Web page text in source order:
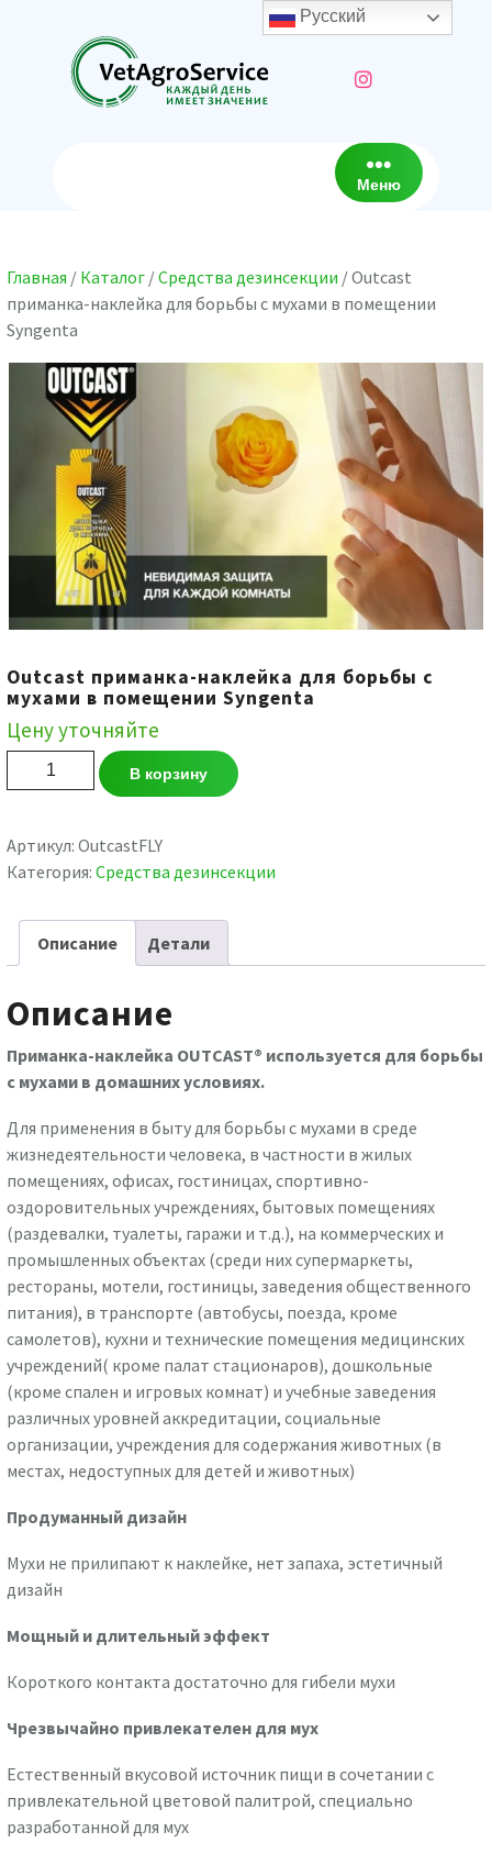
содержимому
Меню
Главная / Каталог /Средства дезинсекции / Outcast
приманка-наклейка для борьбы с мухами в помещении
Syngenta
Outcast приманка-наклейка для борьбы с
мухами в помещении Syngenta
Цену уточняйте
Количество
товара
приманка-
наклейка
борьбы
мухами
в
помещении
Syngenta
В корзину
Артикул: OutcastFLY
Категория: Средства дезинсекции
Описание Детали
Описание
Приманка-наклейка OUTCAST® используется для борьбы
с мухами в домашних условиях.
Для применения в быту для борьбы с мухами в среде
жизнедеятельности человека, в частности в жилых
помещениях, офисах, гостиницах, спортивно-
оздоровительных учреждениях, бытовых помещениях
(раздевалки, туалеты, гаражи и т.д.), на коммерческих и
промышленных объектах (среди них супермаркеты,
рестораны, мотели, гостиницы, заведения общественного
питания), в транспорте (автобусы, поезда, кроме
самолетов), кухни и технические помещения медицинских
учреждений( кроме палат стационаров), дошкольные
(кроме спален и игровых комнат) и учебные заведения
различных уровней аккредитации, социальные
организации, учреждения для содержания животных (в
местах, недоступных для детей и животных)
Продуманный дизайн
Мухи не прилипают к наклейке, нет запаха, эстетичный
дизайн
Мощный и длительный эффект
Короткого контакта достаточно для гибели мухи
Чрезвычайно привлекателен для мух
Естественный вкусовой источник пищи в сочетании с
привлекательной цветовой палитрой, специально
разработанной для мух
Русский